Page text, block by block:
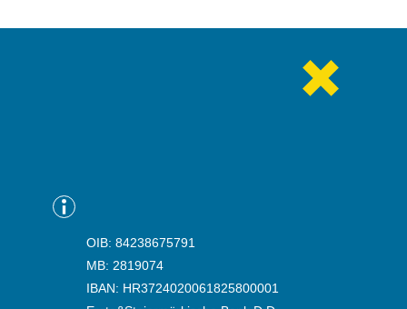
OIB: 84238675791
MB: 2819074
IBAN: HR3724020061825800001